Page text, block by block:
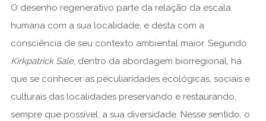
O desenho regenerativo parte da relação da escala
humana com a sua localidade, e desta com a
consciência de seu contexto ambiental maior. Segundo
Kirkpatrick Sale, dentro da abordagem biorregional, há
que se conhecer as peculiaridades ecológicas, sociais e
culturais das localidades preservando e restaurando,
sempre que possível, a sua diversidade. Nesse sentido, o